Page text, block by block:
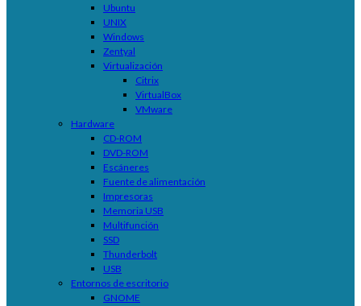
Ubuntu
UNIX
Windows
Zentyal
Virtualización
Citrix
VirtualBox
VMware
Hardware
CD-ROM
DVD-ROM
Escáneres
Fuente de alimentación
Impresoras
Memoria USB
Multifunción
SSD
Thunderbolt
USB
Entornos de escritorio
GNOME